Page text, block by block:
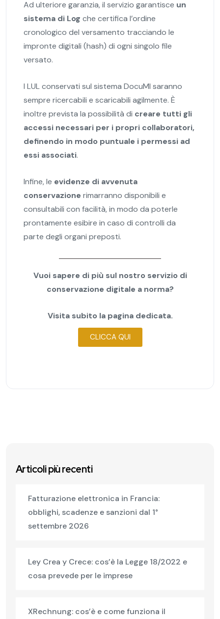
Ad ulteriore garanzia, il servizio garantisce un
sistema di Log che certifica l’ordine
cronologico del versamento tracciando le
impronte digitali (hash) di ogni singolo file
versato.
I LUL conservati sul sistema DocuMI saranno
sempre ricercabili e scaricabili agilmente. È
inoltre prevista la possibilità di creare tutti gli
accessi necessari per i propri collaboratori,
definendo in modo puntuale i permessi ad
essi associati.
Infine, le evidenze di avvenuta
conservazione rimarranno disponibili e
consultabili con facilità, in modo da poterle
prontamente esibire in caso di controlli da
parte degli organi preposti.
Vuoi sapere di più sul nostro servizio di
conservazione digitale a norma?
Visita subito la pagina dedicata.
CLICCA QUI
Articoli più recenti
Fatturazione elettronica in Francia:
obblighi, scadenze e sanzioni dal 1°
settembre 2026
Ley Crea y Crece: cos’è la Legge 18/2022 e
cosa prevede per le imprese
XRechnung: cos’è e come funziona il